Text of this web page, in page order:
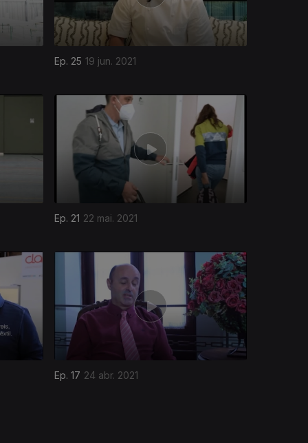
Ep. 25 19 jun. 2021
Ep. 21 22 mai. 2021
Ep. 17 24 abr. 2021